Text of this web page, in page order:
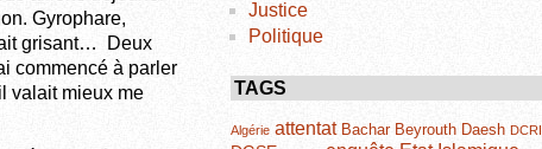
Gyrophare,
grisant… Deux
commencé à parler
valait mieux me
Justice
Politique
TAGS
Algérie attentat Bachar Beyrouth Daesh DCRI